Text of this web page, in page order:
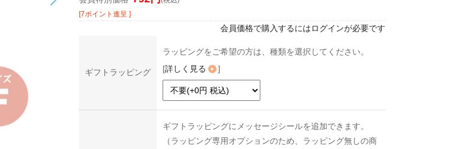
[7ポイント進呈 ]
会員価格で購入するにはログインが必要です
ギフトラッピング
ラッピングをご希望の方は、種類を選択してください。
[詳しく見る ]
ギフトラッピングにメッセージシールを追加できます。
（ラッピング専用オプションのため、ラッピング無しの商